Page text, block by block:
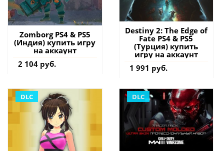
Zomborg PS4 & PS5
(Индия) купить игру
на аккаунт
2 104 руб.
Destiny 2: The Edge of
Fate PS4 & PS5
(Турция) купить
игру на аккаунт
1 991 руб.
DLC DLC